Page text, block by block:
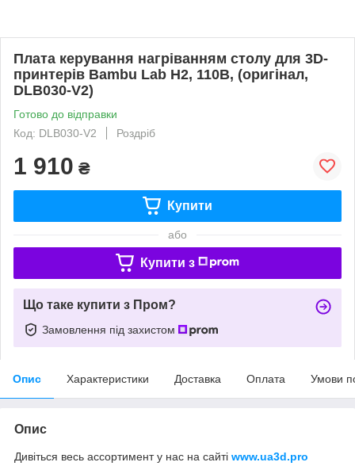
Плата керування нагріванням столу для 3D-
принтерів Bambu Lab H2, 110В, (оригінал,
DLB030-V2)
Готово до відправки
Код: DLB030-V2
Роздріб
1 910 ₴
Купити
або
Купити з
Що таке купити з Пром?
Замовлення під захистом
Опис Характеристики Доставка Оплата Умови
Опис
Дивіться весь ассортимент у нас на сайті www.ua3d.pro